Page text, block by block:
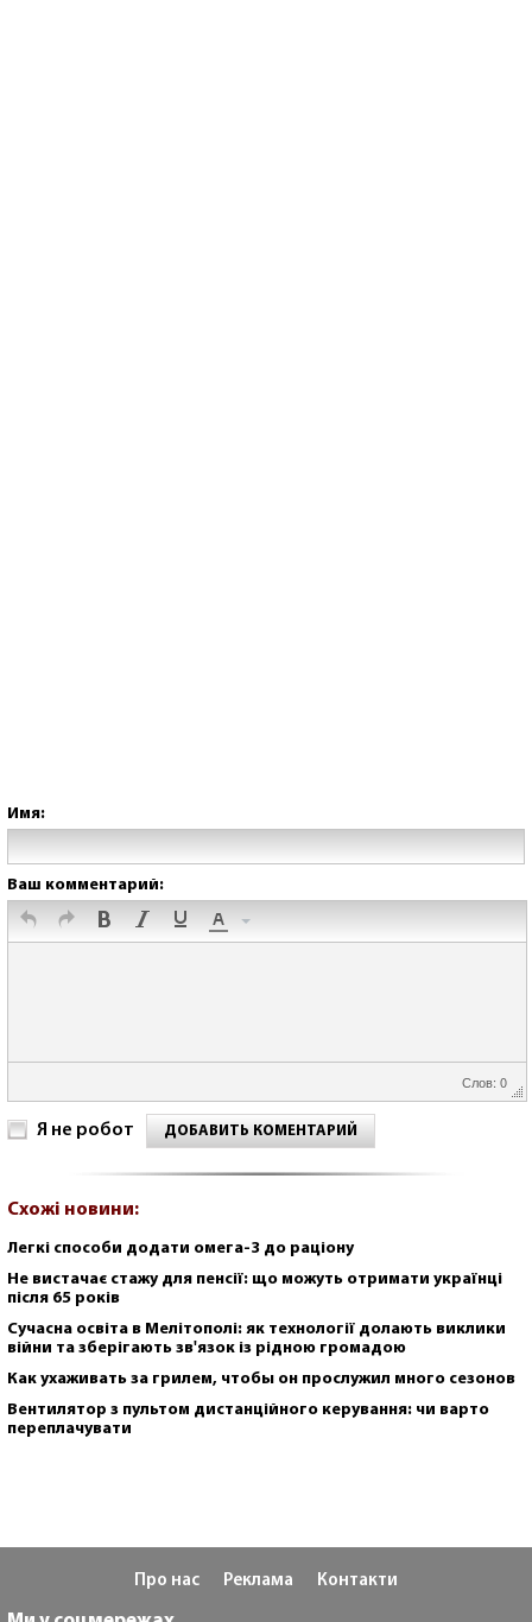
Имя:
Ваш комментарий:
Слов: 0
Я не робот ДОБАВИТЬ КОМЕНТАРИЙ
Схожі новини:
Легкі способи додати омега-3 до раціону
Не вистачає стажу для пенсії: що можуть отримати українці
після 65 років
Сучасна освіта в Мелітополі: як технології долають виклики
війни та зберігають зв'язок із рідною громадою
Как ухаживать за грилем, чтобы он прослужил много сезонов
Вентилятор з пультом дистанційного керування: чи варто
переплачувати
Про нас Реклама Контакти